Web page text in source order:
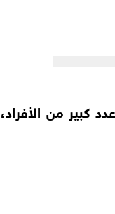
كبير من الأفراد،